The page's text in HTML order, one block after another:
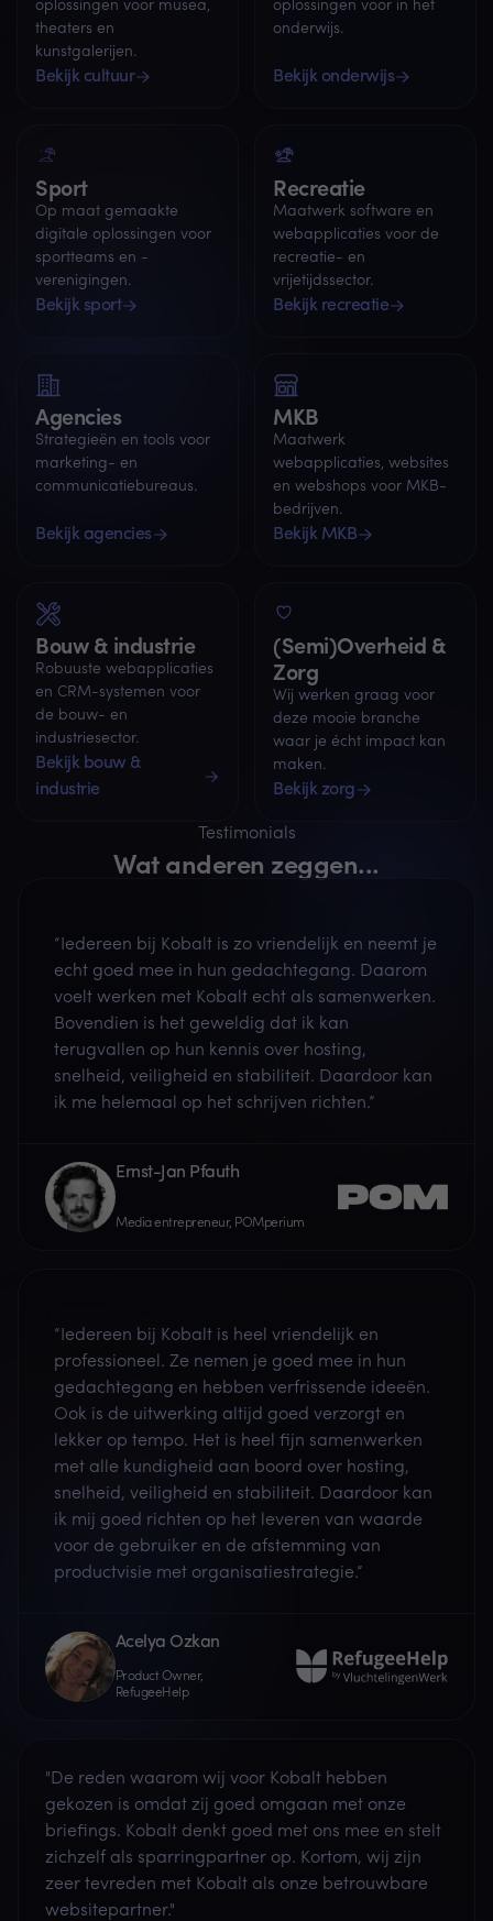
oplossingen voor musea,
theaters en
kunstgalerijen.
Bekijk cultuur
oplossingen voor in het
onderwijs.
Bekijk onderwijs
Sport
Op maat gemaakte
digitale oplossingen voor
sportteams en -
verenigingen.
Bekijk sport
Recreatie
Maatwerk software en
webapplicaties voor de
recreatie- en
vrijetijdssector.
Bekijk recreatie
Agencies
Strategieën en tools voor
marketing- en
communicatiebureaus.
Bekijk agencies
MKB
Maatwerk
webapplicaties, websites
en webshops voor MKB-
bedrijven.
Bekijk MKB
Bouw & industrie
Robuuste webapplicaties
en CRM-systemen voor
de bouw- en
industriesector.
Bekijk bouw &
industrie
(Semi)Overheid &
Zorg
Wij werken graag voor
deze mooie branche
waar je écht impact kan
maken.
Bekijk zorg
Testimonials
Wat anderen zeggen...
“Iedereen bij Kobalt is zo vriendelijk en neemt je
echt goed mee in hun gedachtegang. Daarom
voelt werken met Kobalt echt als samenwerken.
Bovendien is het geweldig dat ik kan
terugvallen op hun kennis over hosting,
snelheid, veiligheid en stabiliteit. Daardoor kan
ik me helemaal op het schrijven richten.”
Ernst-Jan Pfauth
Media entrepreneur, POMperium
“Iedereen bij Kobalt is heel vriendelijk en
professioneel. Ze nemen je goed mee in hun
gedachtegang en hebben verfrissende ideeën.
Ook is de uitwerking altijd goed verzorgt en
lekker op tempo. Het is heel fijn samenwerken
met alle kundigheid aan boord over hosting,
snelheid, veiligheid en stabiliteit. Daardoor kan
ik mij goed richten op het leveren van waarde
voor de gebruiker en de afstemming van
productvisie met organisatiestrategie.”
Acelya Ozkan
Product Owner,
RefugeeHelp
"De reden waarom wij voor Kobalt hebben
gekozen is omdat zij goed omgaan met onze
briefings. Kobalt denkt goed met ons mee en stelt
zichzelf als sparringpartner op. Kortom, wij zijn
zeer tevreden met Kobalt als onze betrouwbare
websitepartner."